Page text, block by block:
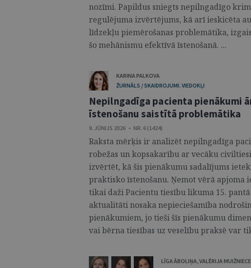
nozīmi. Papildus sniegts nepilngadīgo
regulējuma izvērtējums, kā arī ieskicēta
līdzekļu piemērošanas problemātika,
šo mehānismu efektīvā īstenošanā. ...
KARINA PALKOVA
ŽURNĀLS / SKAIDROJUMI. VIEDOKĻI
Nepilngadīga pacienta pienākumi
īstenošanu saistītā problemātika
9. JŪNIJS 2026 • NR. 6 (1424)
Raksta mērķis ir analizēt nepilngadīga
robežas un kopsakarību ar vecāku
izvērtēt, kā šis pienākumu sadalījums
praktisko īstenošanu. Ņemot vērā apjoma
tikai daži Pacientu tiesību likuma 15.
aktualitāti nosaka nepieciešamība
pienākumiem, jo tieši šīs pienākumu
vai bērna tiesības uz veselību praksē var
LĪGA ĀBOLIŅA,VALĒRIJA